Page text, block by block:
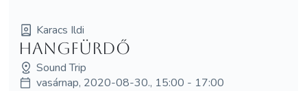
Karacs Ildi
hangfürdő
Sound Trip
vasárnap, 2020-08-30., 15:00 - 17:00